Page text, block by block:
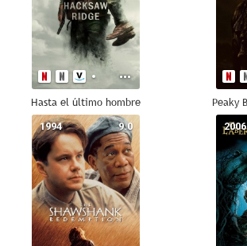
Hasta el último hombre
9.0
1994 2006